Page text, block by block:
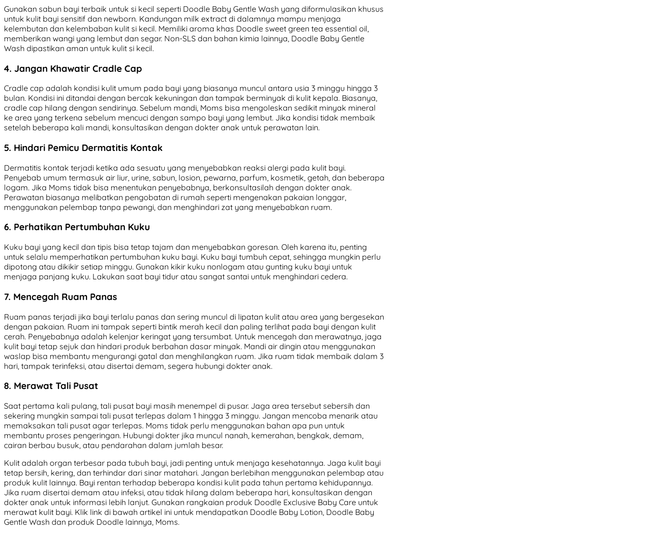
Gunakan sabun bayi terbaik untuk si kecil seperti Doodle Baby Gentle Wash yang diformulasikan khusus
untuk kulit bayi sensitif dan newborn. Kandungan milk extract di dalamnya mampu menjaga
kelembutan dan kelembaban kulit si kecil. Memiliki aroma khas Doodle sweet green tea essential oil,
memberikan wangi yang lembut dan segar. Non-SLS dan bahan kimia lainnya, Doodle Baby Gentle
Wash dipastikan aman untuk kulit si kecil.
4. Jangan Khawatir Cradle Cap
Cradle cap adalah kondisi kulit umum pada bayi yang biasanya muncul antara usia 3 minggu hingga 3
bulan. Kondisi ini ditandai dengan bercak kekuningan dan tampak berminyak di kulit kepala. Biasanya,
cradle cap hilang dengan sendirinya. Sebelum mandi, Moms bisa mengoleskan sedikit minyak mineral
ke area yang terkena sebelum mencuci dengan sampo bayi yang lembut. Jika kondisi tidak membaik
setelah beberapa kali mandi, konsultasikan dengan dokter anak untuk perawatan lain.
5. Hindari Pemicu Dermatitis Kontak
Dermatitis kontak terjadi ketika ada sesuatu yang menyebabkan reaksi alergi pada kulit bayi.
Penyebab umum termasuk air liur, urine, sabun, losion, pewarna, parfum, kosmetik, getah, dan beberapa
logam. Jika Moms tidak bisa menentukan penyebabnya, berkonsultasilah dengan dokter anak.
Perawatan biasanya melibatkan pengobatan di rumah seperti mengenakan pakaian longgar,
menggunakan pelembap tanpa pewangi, dan menghindari zat yang menyebabkan ruam.
6. Perhatikan Pertumbuhan Kuku
Kuku bayi yang kecil dan tipis bisa tetap tajam dan menyebabkan goresan. Oleh karena itu, penting
untuk selalu memperhatikan pertumbuhan kuku bayi. Kuku bayi tumbuh cepat, sehingga mungkin perlu
dipotong atau dikikir setiap minggu. Gunakan kikir kuku nonlogam atau gunting kuku bayi untuk
menjaga panjang kuku. Lakukan saat bayi tidur atau sangat santai untuk menghindari cedera.
7. Mencegah Ruam Panas
Ruam panas terjadi jika bayi terlalu panas dan sering muncul di lipatan kulit atau area yang bergesekan
dengan pakaian. Ruam ini tampak seperti bintik merah kecil dan paling terlihat pada bayi dengan kulit
cerah. Penyebabnya adalah kelenjar keringat yang tersumbat. Untuk mencegah dan merawatnya, jaga
kulit bayi tetap sejuk dan hindari produk berbahan dasar minyak. Mandi air dingin atau menggunakan
waslap bisa membantu mengurangi gatal dan menghilangkan ruam. Jika ruam tidak membaik dalam 3
hari, tampak terinfeksi, atau disertai demam, segera hubungi dokter anak.
8. Merawat Tali Pusat
Saat pertama kali pulang, tali pusat bayi masih menempel di pusar. Jaga area tersebut sebersih dan
sekering mungkin sampai tali pusat terlepas dalam 1 hingga 3 minggu. Jangan mencoba menarik atau
memaksakan tali pusat agar terlepas. Moms tidak perlu menggunakan bahan apa pun untuk
membantu proses pengeringan. Hubungi dokter jika muncul nanah, kemerahan, bengkak, demam,
cairan berbau busuk, atau pendarahan dalam jumlah besar.
Kulit adalah organ terbesar pada tubuh bayi, jadi penting untuk menjaga kesehatannya. Jaga kulit bayi
tetap bersih, kering, dan terhindar dari sinar matahari. Jangan berlebihan menggunakan pelembap atau
produk kulit lainnya. Bayi rentan terhadap beberapa kondisi kulit pada tahun pertama kehidupannya.
Jika ruam disertai demam atau infeksi, atau tidak hilang dalam beberapa hari, konsultasikan dengan
dokter anak untuk informasi lebih lanjut. Gunakan rangkaian produk Doodle Exclusive Baby Care untuk
merawat kulit bayi. Klik link di bawah artikel ini untuk mendapatkan Doodle Baby Lotion, Doodle Baby
Gentle Wash dan produk Doodle lainnya, Moms.